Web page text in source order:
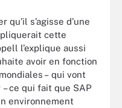
qu’il s’agisse d’une
cette
l’explique aussi
avoir en fonction
– qui vont
ce qui fait que SAP
environnement